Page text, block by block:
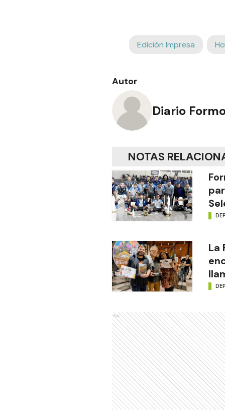
Edición Impresa
Autor
Diario
NOTAS
La
Ads